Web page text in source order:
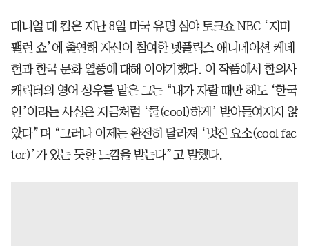
대니얼 대 킴은 지난 8일 미국 유명 심야 토크쇼 NBC ‘지미
팰런 쇼’에 출연해 자신이 참여한 넷플릭스 애니메이션 케데
헌과 한국 문화 열풍에 대해 이야기했다. 이 작품에서 한의사
캐릭터의 영어 성우를 맡은 그는 “내가 자랄 때만 해도 ‘한국
인’이라는 사실은 지금처럼 ‘쿨(cool)하게’ 받아들여지지 않
았다”며 “그러나 이제는 완전히 달라져 ‘멋진 요소(cool fac
tor)’가 있는 듯한 느낌을 받는다”고 말했다.